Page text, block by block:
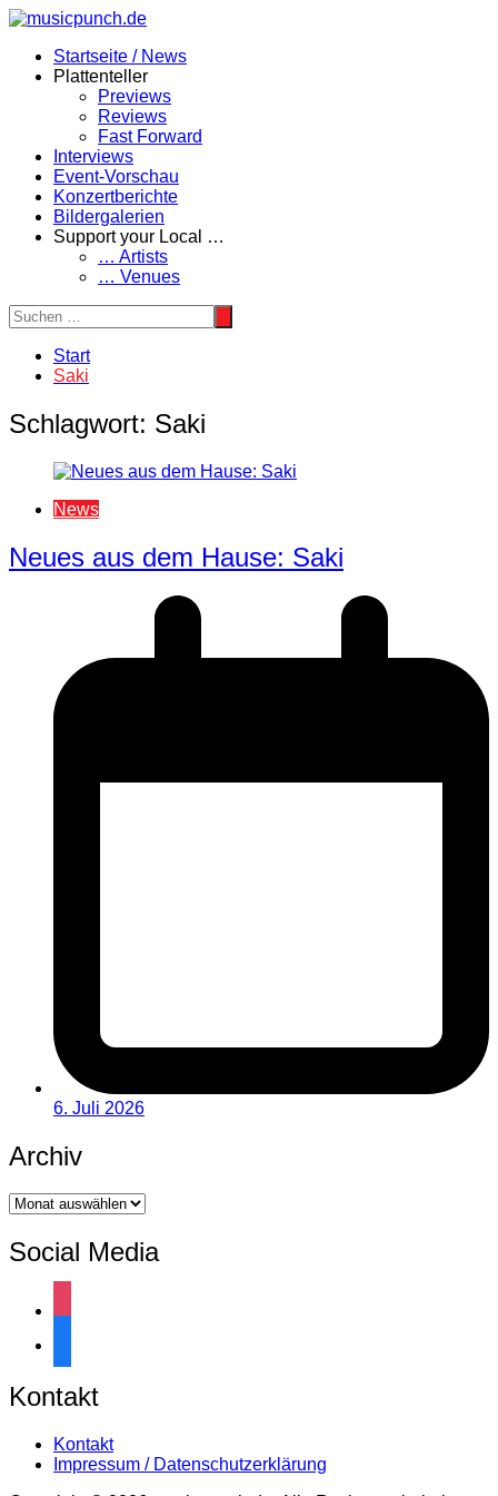
Zum
springenStartseite / News
Plattenteller
Previews
Reviews
Fast Forward
Interviews
Event-Vorschau
Konzertberichte
Bildergalerien
Support your Local …
… Artists
… Venues
Start
Saki
Schlagwort: Saki
News
Neues aus dem Hause: Saki
6. Juli 2026
Archiv
Archiv
Social Media
Kontakt
Kontakt
Impressum / Datenschutzerklärung